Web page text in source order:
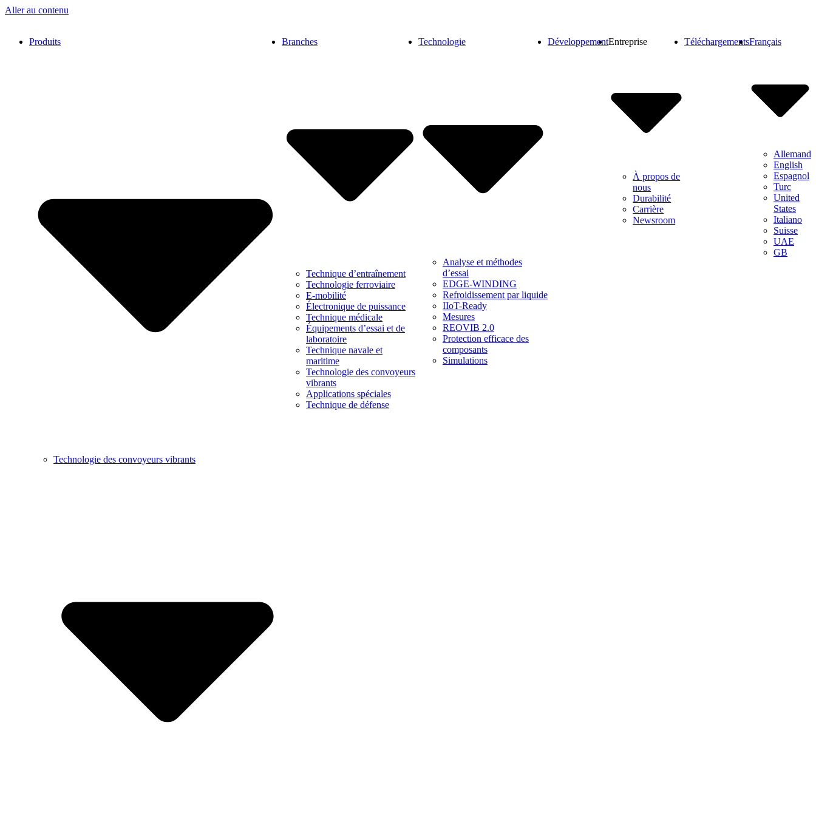
Aller au contenu
Produits
Technologie des convoyeurs vibrants
Branches
Technique d’entraînement
Technologie ferroviaire
E-mobilité
Électronique de puissance
Technique médicale
Équipements d’essai et de
laboratoire
Technique navale et
maritime
Technologie des convoyeurs
vibrants
Applications spéciales
Technique de défense
Technologie
Analyse et méthodes
d’essai
EDGE-WINDING
Refroidissement par liquide
IIoT-Ready
Mesures
REOVIB 2.0
Protection efficace des
composants
Simulations
DéveloppementEntreprise
À propos de
nous
Durabilité
Carrière
Newsroom
TéléchargementsFrançais
Allemand
English
Espagnol
Turc
United
States
Italiano
Suisse
UAE
GB